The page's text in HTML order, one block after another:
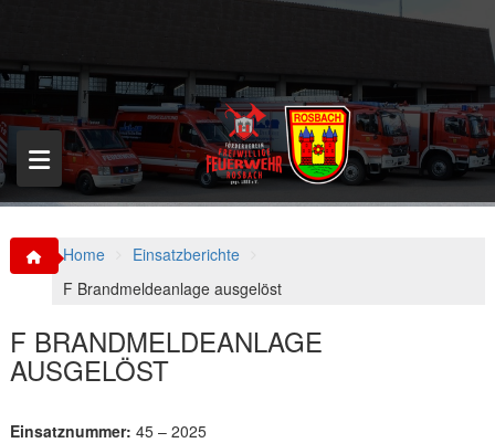
p
o
c
o
n
t
Home
Einsatzberichte
F Brandmeldeanlage ausgelöst
F BRANDMELDEANLAGE
AUSGELÖST
Einsatznummer: 45 – 2025